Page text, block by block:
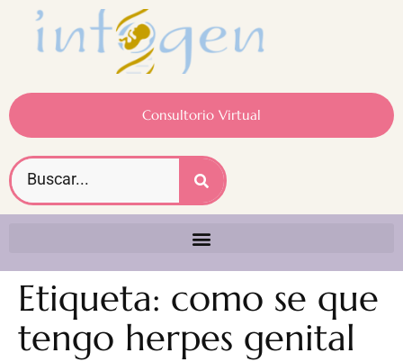
Consultorio Virtual
Etiqueta: como se que
tengo herpes genital